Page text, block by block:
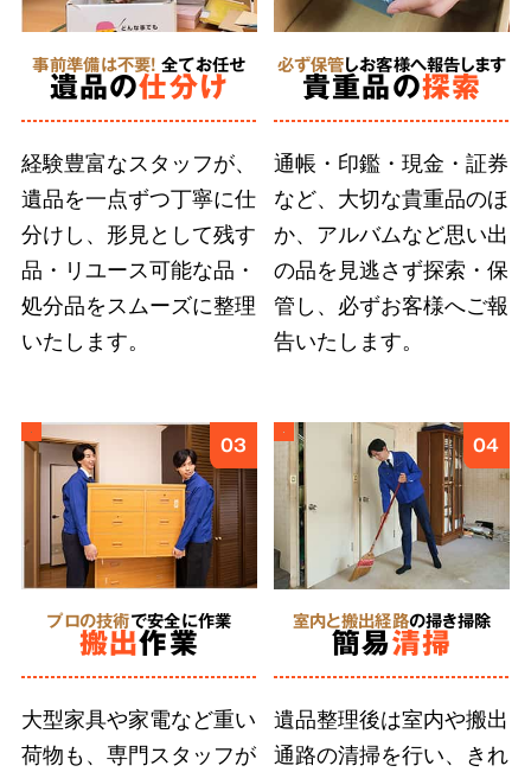
徹底した
人材育成
ご遺族の気持ちに寄り添い、どんなに小さな品
物も誠意をもって丁寧に扱うことが、ご依頼者
様に安心を届けると信じています。そのために
弊社では、スタッフ個々の遺品整理に求められ
5 形見分け・ご供養に対応
合同供養
に対応
事前準備は不要! 全てお任せ
遺品の仕分け
経験豊富なスタッフが、
遺品を一点ずつ丁寧に仕
分けし、形見として残す
品・リユース可能な品・
処分品をスムーズに整理
いたします。
必ず保管しお客様へ報告します
貴重品の探索
通帳・印鑑・現金・証券
など、大切な貴重品のほ
か、アルバムなど思い出
の品を見逃さず探索・保
管し、必ずお客様へご報
告いたします。
03
プロの技術で安全に作業
搬出作業
大型家具や家電など重い
荷物も、専門スタッフが
04
室内と搬出経路の掃き掃除
簡易清掃
遺品整理後は室内や搬出
通路の清掃を行い、きれ